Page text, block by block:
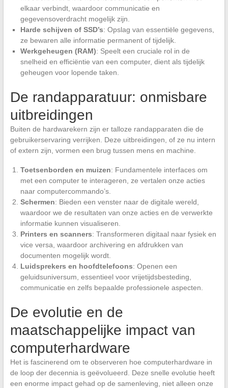
elkaar verbindt, waardoor communicatie en
gegevensoverdracht mogelijk zijn.
Harde schijven of SSD’s: Opslag van essentiële gegevens,
ze bewaren alle informatie permanent of tijdelijk.
Werkgeheugen (RAM): Speelt een cruciale rol in de
snelheid en efficiëntie van een computer, dient als tijdelijk
geheugen voor lopende taken.
De randapparatuur: onmisbare
uitbreidingen
Buiten de hardwarekern zijn er talloze randapparaten die de
gebruikerservaring verrijken. Deze uitbreidingen, of ze nu intern
of extern zijn, vormen een brug tussen mens en machine.
Toetsenborden en muizen: Fundamentele interfaces om
met een computer te interageren, ze vertalen onze acties
naar computercommando’s.
Schermen: Bieden een venster naar de digitale wereld,
waardoor we de resultaten van onze acties en de verwerkte
informatie kunnen visualiseren.
Printers en scanners: Transformeren digitaal naar fysiek en
vice versa, waardoor archivering en afdrukken van
documenten mogelijk wordt.
Luidsprekers en hoofdtelefoons: Openen een
geluidsuniversum, essentieel voor vrijetijdsbesteding,
communicatie en zelfs bepaalde professionele aspecten.
De evolutie en de
maatschappelijke impact van
computerhardware
Het is fascinerend om te observeren hoe computerhardware in
de loop der decennia is geëvolueerd. Deze snelle evolutie heeft
een enorme impact gehad op de samenleving, niet alleen onze